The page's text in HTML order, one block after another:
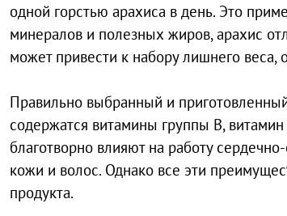
одной горстью арахиса в день. Это
минералов и полезных жиров, арахис
может привести к набору лишнего
Правильно выбранный и
содержатся витамины группы В,
благотворно влияют на работу
кожи и волос. Однако все эти
продукта.